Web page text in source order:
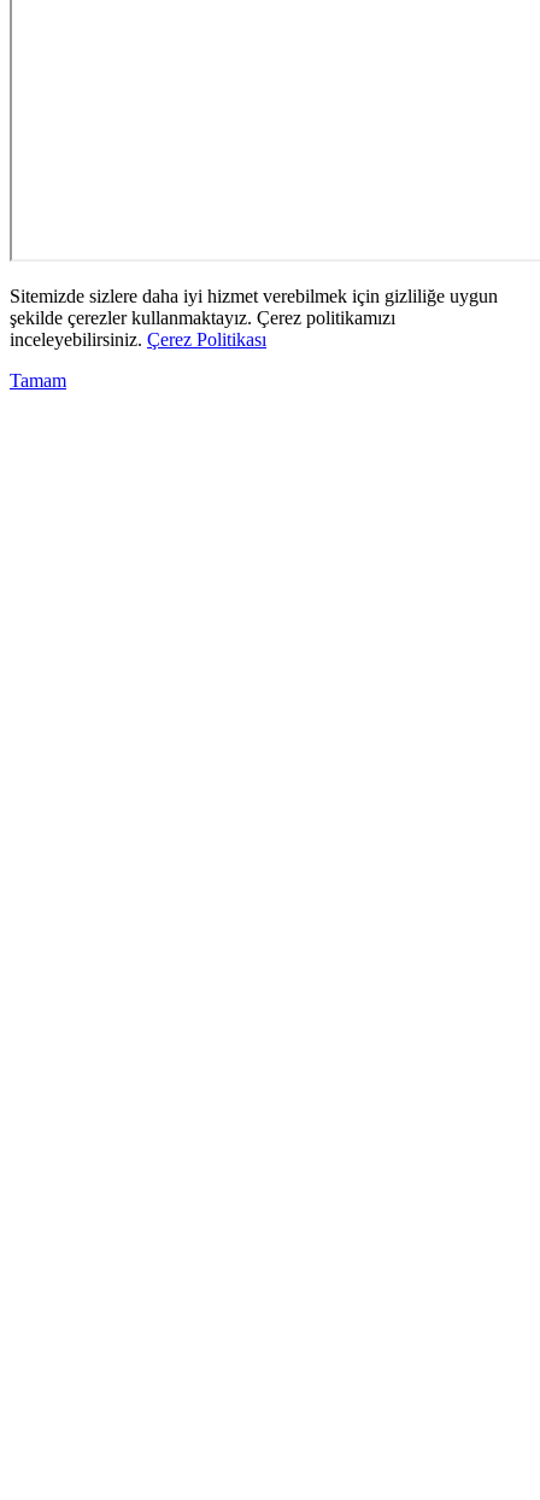
Sitemizde sizlere daha iyi hizmet verebilmek için gizliliğe uygun
şekilde çerezler kullanmaktayız. Çerez politikamızı
inceleyebilirsiniz. Çerez Politikası
Tamam